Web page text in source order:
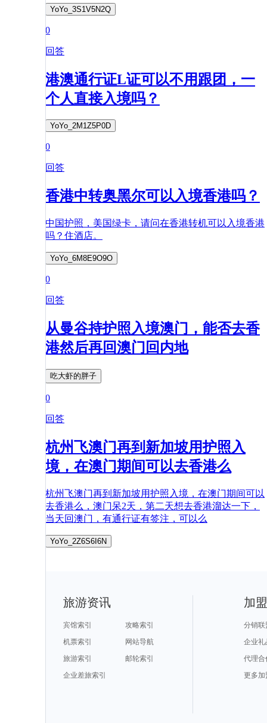
YoYo_3S1V5N2Q
0
回答
港澳通行证L证可以不用跟团，一
个人直接入境吗？
YoYo_2M1Z5P0D
0
回答
香港中转奥黑尔可以入境香港吗？
中国护照，美国绿卡，请问在香港转机可以入境香港
吗？住酒店。
YoYo_6M8E9O9O
0
回答
从曼谷持护照入境澳门，能否去香
港然后再回澳门回内地
吃大虾的胖子
0
回答
杭州飞澳门再到新加坡用护照入
境，在澳门期间可以去香港么
杭州飞澳门再到新加坡用护照入境，在澳门期间可以
去香港么，澳门呆2天，第二天想去香港溜达一下，
当天回澳门，有通行证有签注，可以么
YoYo_2Z6S6I6N
旅游资讯
宾馆索引
攻略索引
机票索引
网站导航
旅游索引
邮轮索引
企业差旅索引
加
分销联
企业礼
代理合
更多加